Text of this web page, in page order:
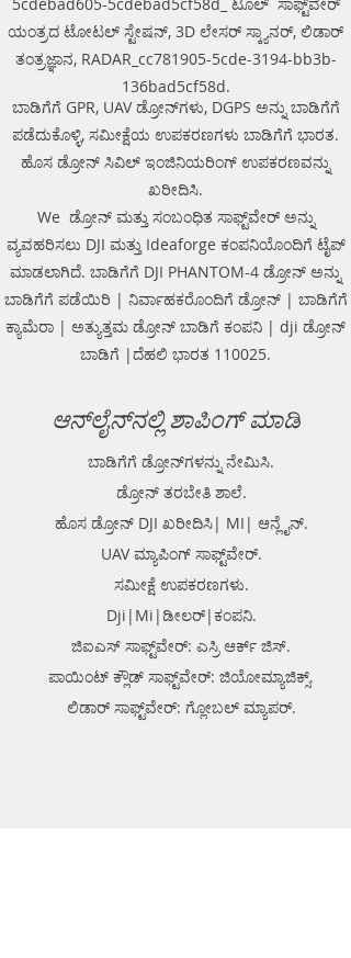
modules, battery, etc.) are assembled in a
single caseNo additional Control Unit. Any
Windows-based computer (laptop) can be
used for workingDirect connecting of
Measuring wheel and GPS to antenna
unitAntenna unit can be either mounted on
the Handcart Cart-46 or towed along the
ground by transport beltBidirectional
odometer. User can perform sounding in
both directions: back and forthLow power
consumption: not less than 8 hours of
working session before next
chargingSealed lead acid batteries
permitted for air-carryingNon- inflatable
solid wheels of the HandcartDurable
antenna body made of fiberglass
plasticReplaceable bottom protector to use
antenna without the HandcartEach
than 8 hours
ಯಂತ್ರದ ಟೋಟಲ್ ಸ್ಟೇಷನ್, 3D ಲೇಸರ್ ಸ್ಕ್ಯಾನರ್, ಲಿಡಾರ್
ತಂತ್ರಜ್ಞಾನ, RADAR_cc781905-5cde-3194-bb3b-
136bad5cf58d.
ಬಾಡಿಗೆಗೆ GPR, UAV ಡ್ರೋನ್‌ಗಳು, DGPS ಅನ್ನು ಬಾಡಿಗೆಗೆ
ಪಡೆದುಕೊಳ್ಳಿ, ಸಮೀಕ್ಷೆಯ ಉಪಕರಣಗಳು ಬಾಡಿಗೆಗೆ ಭಾರತ.
ಹೊಸ ಡ್ರೋನ್ ಸಿವಿಲ್ ಇಂಜಿನಿಯರಿಂಗ್ ಉಪಕರಣವನ್ನು
ಖರೀದಿಸಿ.
We ಡ್ರೋನ್ ಮತ್ತು ಸಂಬಂಧಿತ ಸಾಫ್ಟ್‌ವೇರ್ ಅನ್ನು
ವ್ಯವಹರಿಸಲು DJI ಮತ್ತು Ideaforge ಕಂಪನಿಯೊಂದಿಗೆ ಟೈಪ್
ಮಾಡಲಾಗಿದೆ. ಬಾಡಿಗೆಗೆ DJI PHANTOM-4 ಡ್ರೋನ್ ಅನ್ನು
ಬಾಡಿಗೆಗೆ ಪಡೆಯಿರಿ | ನಿರ್ವಾಹಕರೊಂದಿಗೆ ಡ್ರೋನ್ | ಬಾಡಿಗೆಗೆ
ಕ್ಯಾಮೆರಾ | ಅತ್ಯುತ್ತಮ ಡ್ರೋನ್ ಬಾಡಿಗೆ ಕಂಪನಿ | dji ಡ್ರೋನ್
ಬಾಡಿಗೆ |ದೆಹಲಿ ಭಾರತ 110025.
ಆನ್‌ಲೈನ್‌ನಲ್ಲಿ ಶಾಪಿಂಗ್ ಮಾಡಿ
ಬಾಡಿಗೆಗೆ ಡ್ರೋನ್‌ಗಳನ್ನು ನೇಮಿಸಿ.
ಡ್ರೋನ್ ತರಬೇತಿ ಶಾಲೆ.
ಹೊಸ ಡ್ರೋನ್ DJI ಖರೀದಿಸಿ| MI| ಆನ್ಲೈನ್.
UAV ಮ್ಯಾಪಿಂಗ್ ಸಾಫ್ಟ್‌ವೇರ್.
ಸಮೀಕ್ಷೆ ಉಪಕರಣಗಳು.
Dji|Mi|ಡೀಲರ್|ಕಂಪನಿ.
ಜಿಐಎಸ್ ಸಾಫ್ಟ್‌ವೇರ್: ಎಸ್ರಿ ಆರ್ಕ್ ಜಿಸ್.
ಪಾಯಿಂಟ್ ಕ್ಲೌಡ್ ಸಾಫ್ಟ್‌ವೇರ್: ಜಿಯೋಮ್ಯಾಜಿಕ್ಸ್.
ಲಿಡಾರ್ ಸಾಫ್ಟ್‌ವೇರ್: ಗ್ಲೋಬಲ್ ಮ್ಯಾಪರ್.